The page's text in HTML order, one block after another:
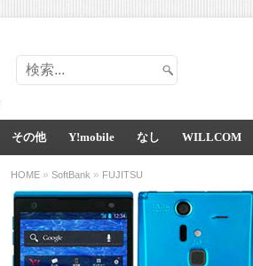
その他 Y!mobile なし WILLCOM
HOME » SoftBank » FUJITSU